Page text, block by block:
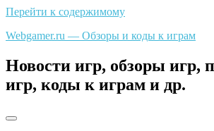
Перейти к содержимому
Webgamer.ru — Обзоры и коды к играм
Новости игр, обзоры игр,
игр, коды к играм и др.